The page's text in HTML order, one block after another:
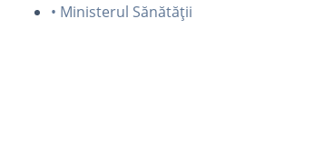
• Ministerul Sănătății